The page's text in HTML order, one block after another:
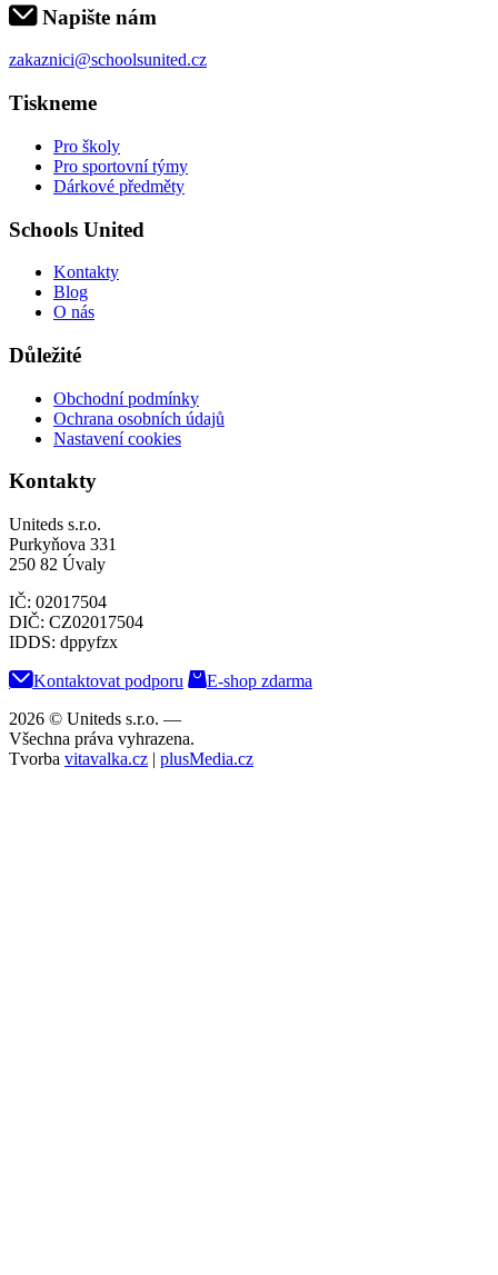
Napište nám
zakaznici@schoolsunited.cz
Tiskneme
Pro školy
Pro sportovní týmy
Dárkové předměty
Schools United
Kontakty
Blog
O nás
Důležité
Obchodní podmínky
Ochrana osobních údajů
Nastavení cookies
Kontakty
Uniteds s.r.o.
Purkyňova 331
250 82 Úvaly
IČ: 02017504
DIČ: CZ02017504
IDDS: dppyfzx
Kontaktovat podporu
E-shop zdarma
2026 © Uniteds s.r.o. —
Všechna práva vyhrazena.
Tvorba vitavalka.cz | plusMedia.cz